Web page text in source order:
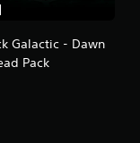
Galactic - Dawn
Pack